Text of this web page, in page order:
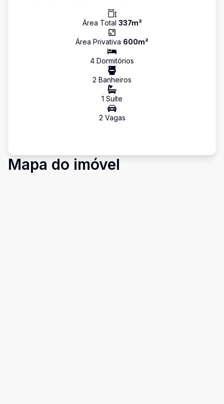
Área Total 337m²
Área Privativa 600m²
4 Dormitórios
2 Banheiros
1 Suíte
2 Vagas
Mapa do imóvel